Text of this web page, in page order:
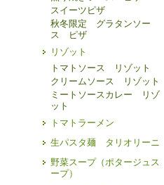
スイーツピザ
秋冬限定 グラタンソー
ス ピザ
リゾット
トマトソース リゾット
クリームソース リゾット
ミートソースカレー リゾ
ット
トマトラーメン
生パスタ麺 タリオリーニ
野菜スープ（ポタージュス
ープ）